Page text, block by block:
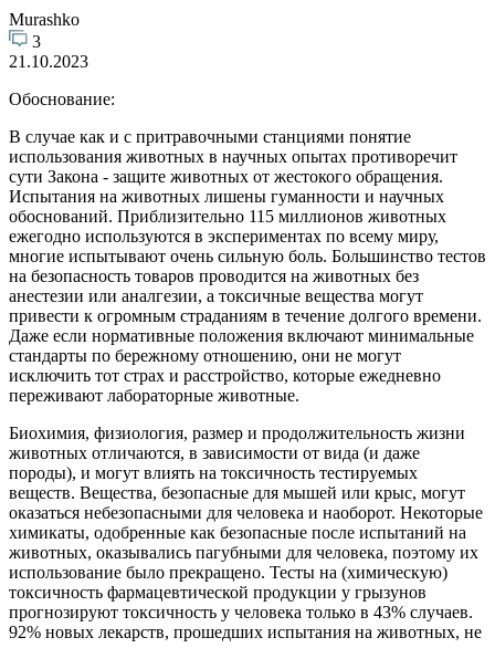
Murashko
3
21.10.2023
Обоснование:
В случае как и с притравочными станциями понятие
использования животных в научных опытах противоречит
сути Закона - защите животных от жестокого обращения.
Испытания на животных лишены гуманности и научных
обоснований. Приблизительно 115 миллионов животных
ежегодно используются в экспериментах по всему миру,
многие испытывают очень сильную боль. Большинство тестов
на безопасность товаров проводится на животных без
анестезии или аналгезии, а токсичные вещества могут
привести к огромным страданиям в течение долгого времени.
Даже если нормативные положения включают минимальные
стандарты по бережному отношению, они не могут
исключить тот страх и расстройство, которые ежедневно
переживают лабораторные животные.
Биохимия, физиология, размер и продолжительность жизни
животных отличаются, в зависимости от вида (и даже
породы), и могут влиять на токсичность тестируемых
веществ. Вещества, безопасные для мышей или крыс, могут
оказаться небезопасными для человека и наоборот. Некоторые
химикаты, одобренные как безопасные после испытаний на
животных, оказывались пагубными для человека, поэтому их
использование было прекращено. Тесты на (химическую)
токсичность фармацевтической продукции у грызунов
прогнозируют токсичность у человека только в 43% случаев.
92% новых лекарств, прошедших испытания на животных, не